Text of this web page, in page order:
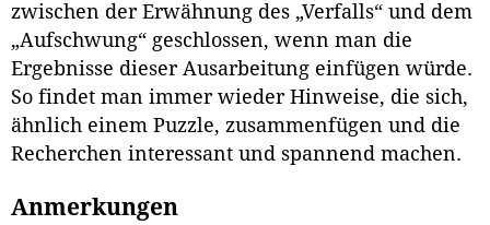
zwischen der Erwähnung des „Verfalls“ und dem
„Aufschwung“ geschlossen, wenn man die
Ergebnisse dieser Ausarbeitung einfügen würde.
So findet man immer wieder Hinweise, die sich,
ähnlich einem Puzzle, zusammenfügen und die
Recherchen interessant und spannend machen.
Anmerkungen